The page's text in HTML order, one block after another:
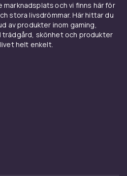
marknadsplats och vi finns här för
stora livsdrömmar. Här hittar du
av produkter inom gaming,
trädgård, skönhet och produkter
helt enkelt.